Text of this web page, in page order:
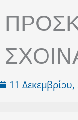
11 Δεκεμβρίου,